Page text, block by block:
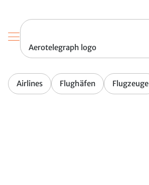
Aerotelegraph logo
Airlines Flughäfen Flugzeuge